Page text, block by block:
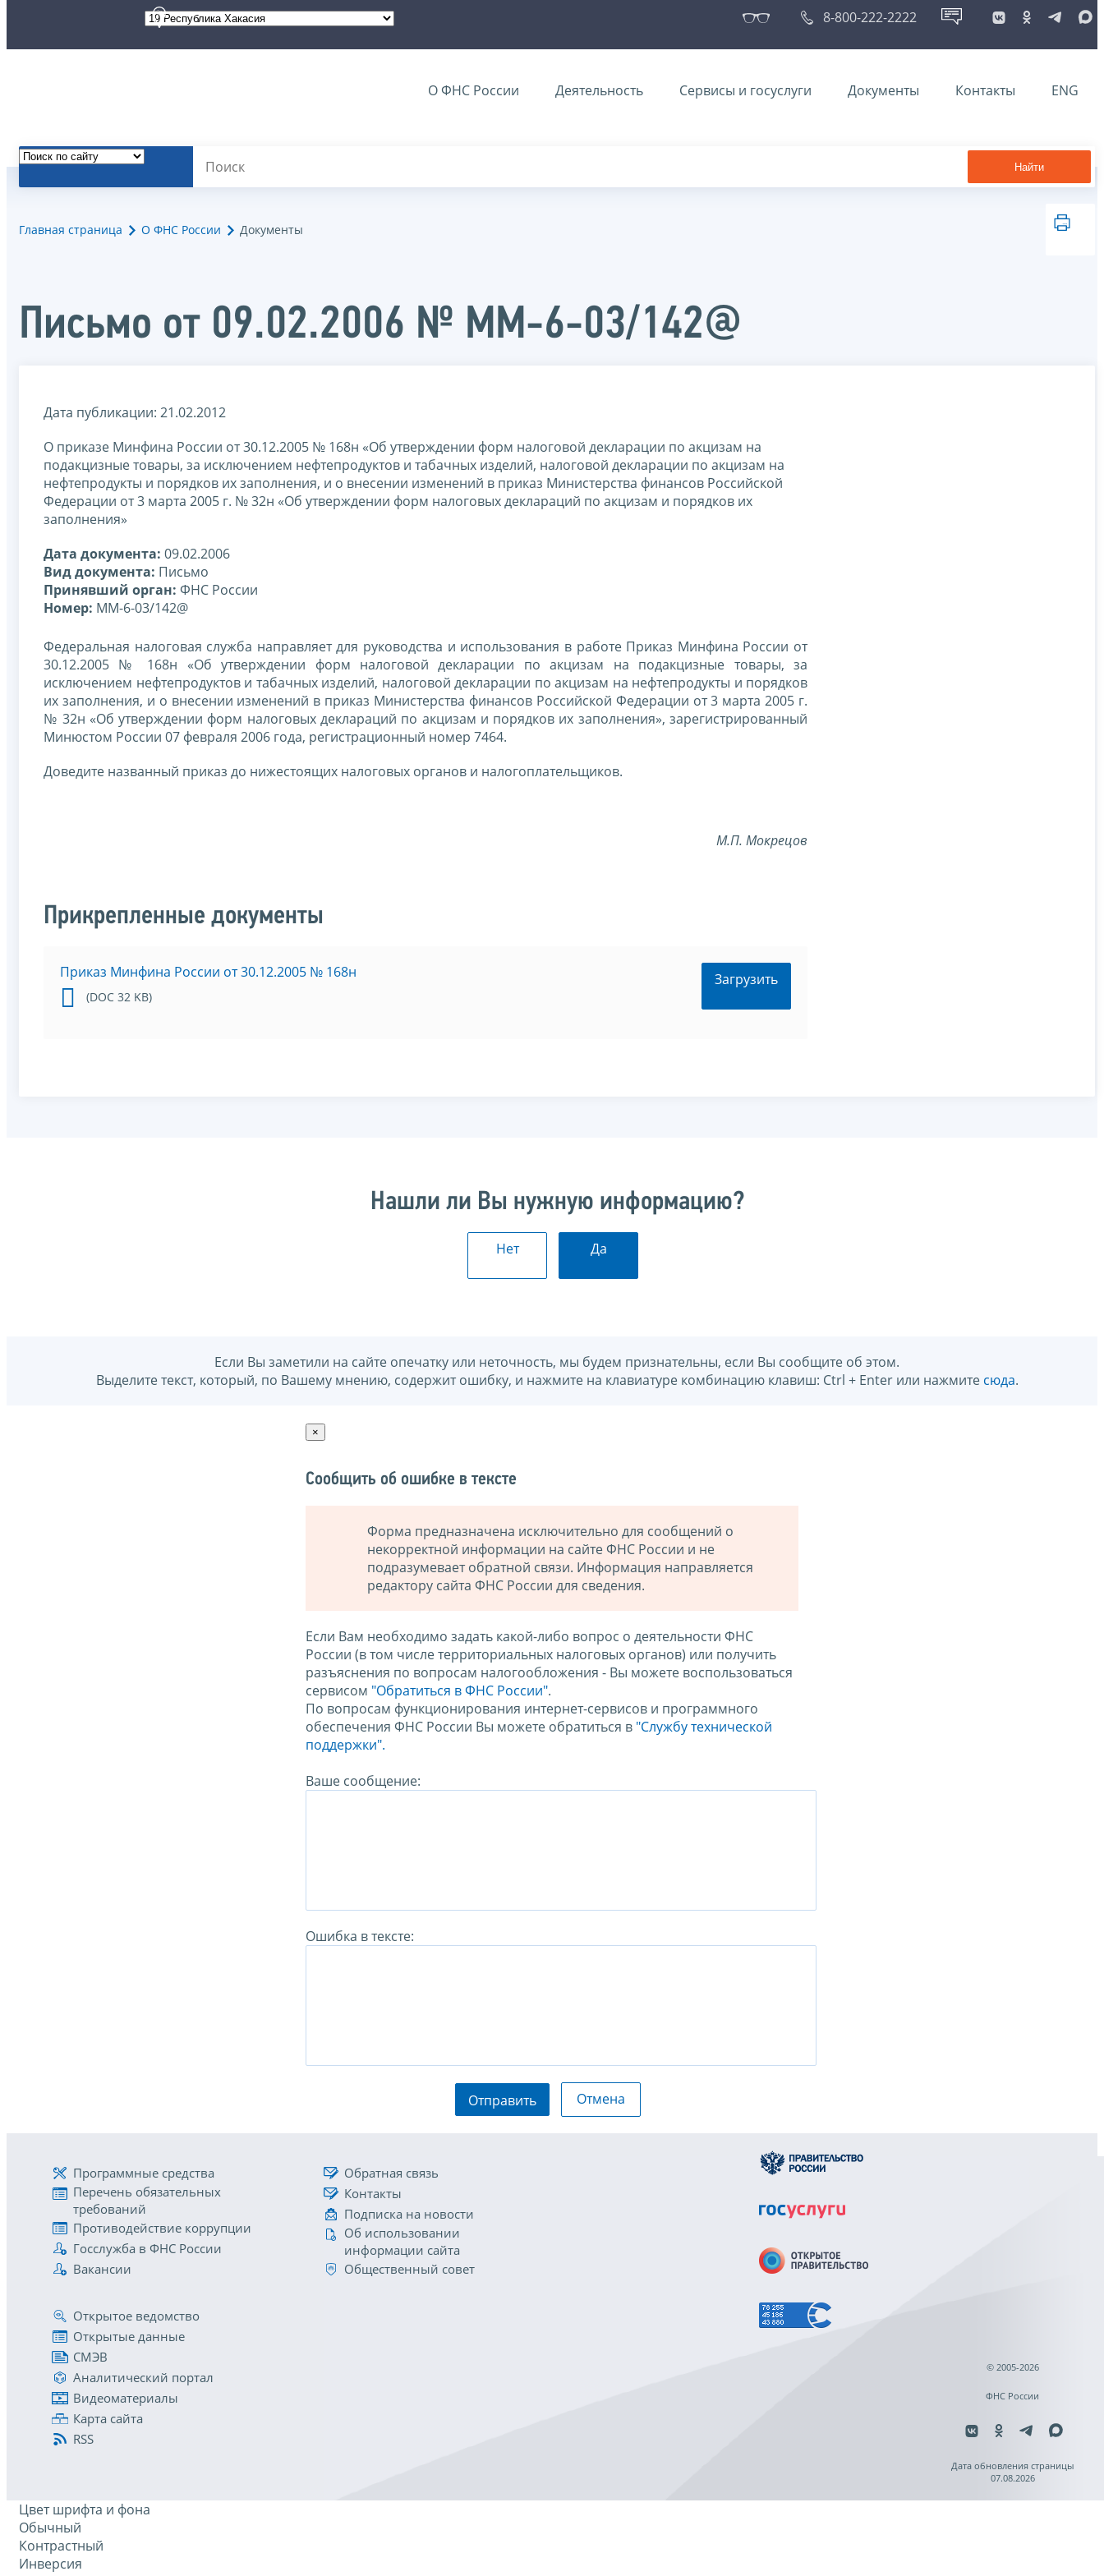
8-800-222-2222
О ФНС России Деятельность Сервисы и госуслуги Документы Контакты ENG
Найти
Главная страница О ФНС России Документы
Письмо от 09.02.2006 № ММ-6-03/142@
Дата публикации: 21.02.2012
О приказе Минфина России от 30.12.2005 № 168н «Об утверждении форм налоговой декларации по акцизам на
подакцизные товары, за исключением нефтепродуктов и табачных изделий, налоговой декларации по акцизам на
нефтепродукты и порядков их заполнения, и о внесении изменений в приказ Министерства финансов Российской
Федерации от 3 марта 2005 г. № 32н «Об утверждении форм налоговых деклараций по акцизам и порядков их
заполнения»
Дата документа: 09.02.2006
Вид документа: Письмо
Принявший орган: ФНС России
Номер: ММ-6-03/142@
Федеральная налоговая служба направляет для руководства и использования в работе Приказ Минфина России от
30.12.2005 № 168н «Об утверждении форм налоговой декларации по акцизам на подакцизные товары, за
исключением нефтепродуктов и табачных изделий, налоговой декларации по акцизам на нефтепродукты и порядков
их заполнения, и о внесении изменений в приказ Министерства финансов Российской Федерации от 3 марта 2005 г.
№ 32н «Об утверждении форм налоговых деклараций по акцизам и порядков их заполнения», зарегистрированный
Минюстом России 07 февраля 2006 года, регистрационный номер 7464.
Доведите названный приказ до нижестоящих налоговых органов и налогоплательщиков.
М.П. Мокрецов
Прикрепленные документы
Приказ Минфина России от 30.12.2005 № 168н
(DOC 32 KB)
Загрузить
Нашли ли Вы нужную информацию?
Нет Да
Если Вы заметили на сайте опечатку или неточность, мы будем признательны, если Вы сообщите об этом.
Выделите текст, который, по Вашему мнению, содержит ошибку, и нажмите на клавиатуре комбинацию клавиш: Ctrl + Enter или нажмите сюда.
×
Сообщить об ошибке в тексте
Форма предназначена исключительно для сообщений о
некорректной информации на сайте ФНС России и не
подразумевает обратной связи. Информация направляется
редактору сайта ФНС России для сведения.
Если Вам необходимо задать какой-либо вопрос о деятельности ФНС
России (в том числе территориальных налоговых органов) или получить
разъяснения по вопросам налогообложения - Вы можете воспользоваться
сервисом "Обратиться в ФНС России".
По вопросам функционирования интернет-сервисов и программного
обеспечения ФНС России Вы можете обратиться в "Службу технической
поддержки".
Ваше сообщение:
Ошибка в тексте:
Отправить Отмена
Программные средства
Перечень обязательных
требований
Противодействие коррупции
Госслужба в ФНС России
Вакансии
Обратная связь
Контакты
Подписка на новости
Об использовании
информации сайта
Общественный совет
Открытое ведомство
Открытые данные
СМЭВ
Аналитический портал
Видеоматериалы
Карта сайта
RSS
© 2005-2026
ФНС России
Дата обновления страницы
07.08.2026
Цвет шрифта и фона
Обычный
Контрастный
Инверсия